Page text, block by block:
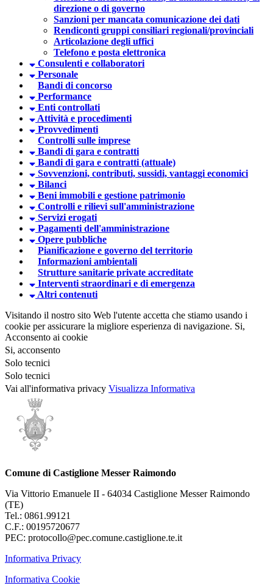
direzione o di governo
Sanzioni per mancata comunicazione dei dati
Rendiconti gruppi consiliari regionali/provinciali
Articolazione degli uffici
Telefono e posta elettronica
Consulenti e collaboratori
Personale
Bandi di concorso
Performance
Enti controllati
Attività e procedimenti
Provvedimenti
Controlli sulle imprese
Bandi di gara e contratti
Bandi di gara e contratti (attuale)
Sovvenzioni, contributi, sussidi, vantaggi economici
Bilanci
Beni immobili e gestione patrimonio
Controlli e rilievi sull'amministrazione
Servizi erogati
Pagamenti dell'amministrazione
Opere pubbliche
Pianificazione e governo del territorio
Informazioni ambientali
Strutture sanitarie private accreditate
Interventi straordinari e di emergenza
Altri contenuti
Visitando il nostro sito Web l'utente accetta che stiamo usando i
cookie per assicurare la migliore esperienza di navigazione. Si,
Acconsento ai cookie
Si, acconsento
Solo tecnici
Solo tecnici
Vai all'informativa privacy Visualizza Informativa
Comune di Castiglione Messer Raimondo
Via Vittorio Emanuele II - 64034 Castiglione Messer Raimondo
(TE)
Tel.: 0861.99121
C.F.: 00195720677
PEC: protocollo@pec.comune.castiglione.te.it
Informativa Privacy
Informativa Cookie